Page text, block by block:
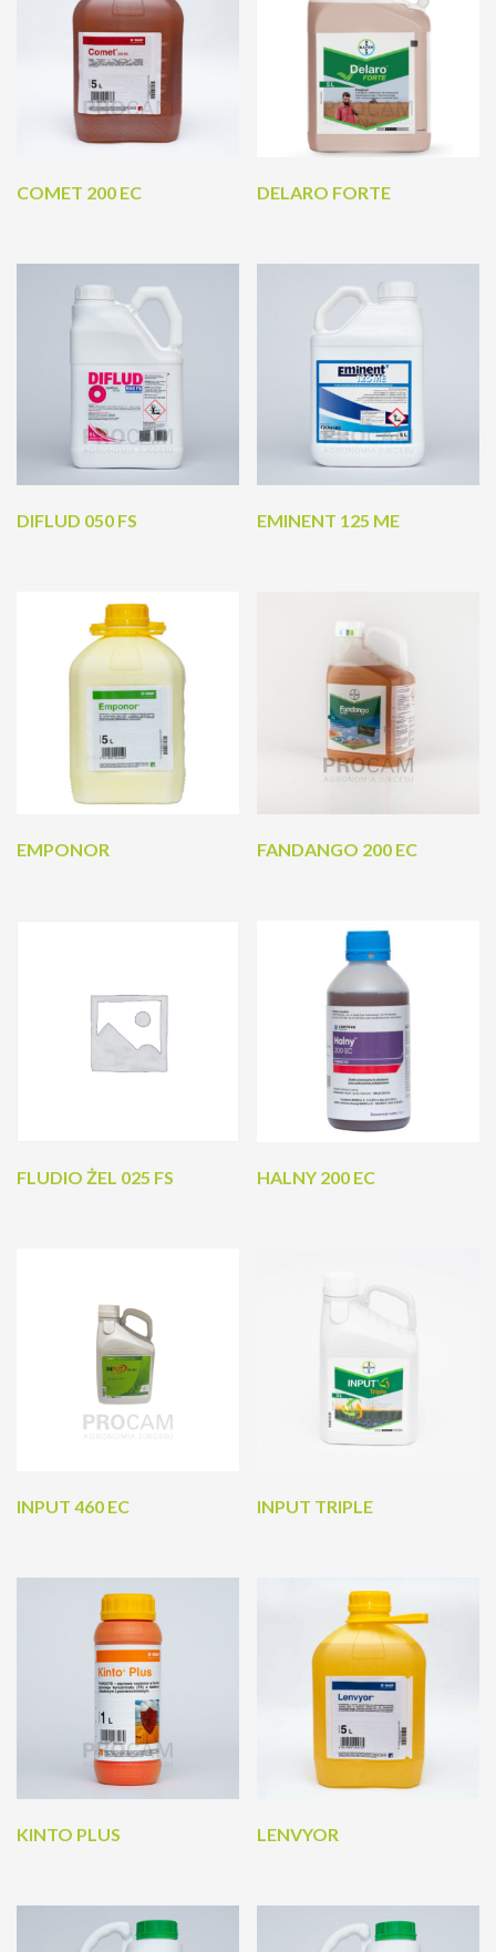
COMET 200 EC DELARO FORTE
DIFLUD 050 FS EMINENT 125 ME
EMPONOR FANDANGO 200 EC
FLUDIO ŻEL 025 FS HALNY 200 EC
INPUT 460 EC INPUT TRIPLE
KINTO PLUS LENVYOR